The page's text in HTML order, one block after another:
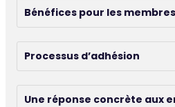
Bénéfices pour les
Processus d’adhésion
Une réponse concrète aux